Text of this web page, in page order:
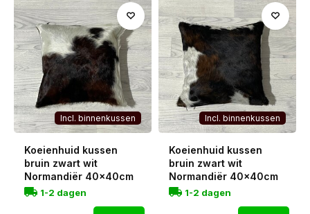
Incl. binnenkussen
Koeienhuid kussen
bruin zwart wit
Normandiër 40x40cm
1-2 dagen
Incl. binnenkussen
Koeienhuid kussen
bruin zwart wit
Normandiër 40x40cm
1-2 dagen